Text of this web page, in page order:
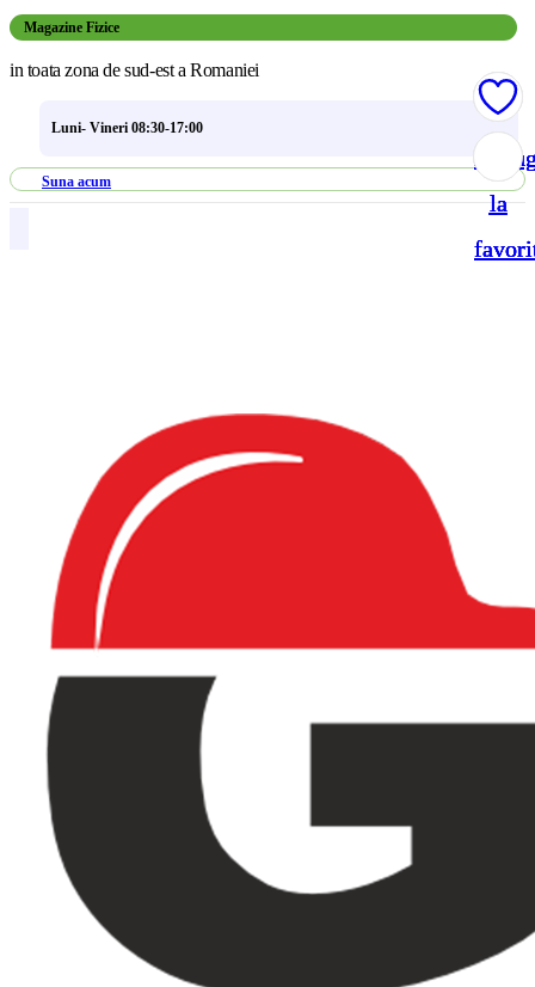
Magazine Fizice
in toata zona de sud-est a Romaniei
Luni- Vineri 08:30-17:00
Suna acum
la
la
la
la